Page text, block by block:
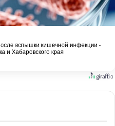
вспышки кишечной инфекции -
и Хабаровского края